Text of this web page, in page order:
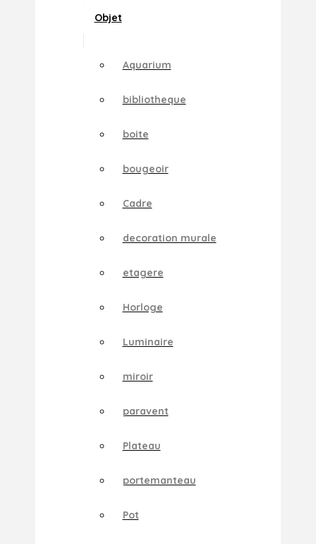
Objet
Aquarium
bibliotheque
boite
bougeoir
Cadre
decoration murale
etagere
Horloge
Luminaire
miroir
paravent
Plateau
portemanteau
Pot